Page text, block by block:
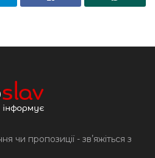
чи пропозиції - звʼяжіться з